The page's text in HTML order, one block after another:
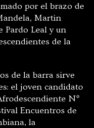
por el brazo de
Martin
Pardo Leal y un
de la
de la barra sirve
el joven candidato
Nº
Encuentros de
la